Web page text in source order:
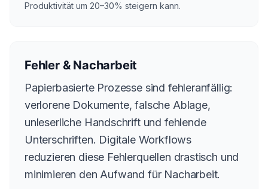
Produktivität um 20–30% steigern kann.
Fehler & Nacharbeit
Papierbasierte Prozesse sind fehleranfällig:
verlorene Dokumente, falsche Ablage,
unleserliche Handschrift und fehlende
Unterschriften. Digitale Workflows
reduzieren diese Fehlerquellen drastisch und
minimieren den Aufwand für Nacharbeit.